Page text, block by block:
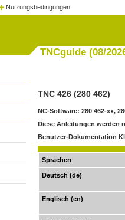
Nutzungsbedingungen
TNCguide (08/
TNC 426 (280 462)
NC-Software: 280 462-xx,
Diese Anleitungen werden
Benutzer-Dokumentation
Sprachen
Deutsch (de)
Englisch (en)